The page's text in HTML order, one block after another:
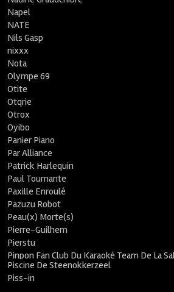
Napel
NATE
Nils Gasp
nixxx
Nota
Olympe 69
Otite
Otqrie
Otrox
Oyibo
Panier Piano
Par Alliance
Patrick Harlequin
Paul Tournante
Paxille Enroulé
Pazuzu Robot
Peau(x) Morte(s)
Pierre-Guilhem
Pierstu
Pinpon Fan Club Du Karaoké Team De La
Piscine De Steenokkerzeel
Piss-in